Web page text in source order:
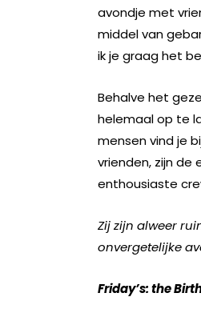
avondje met
middel van
ik je graag het
Behalve het
helemaal op te
mensen vind je
vrienden, zijn de
enthousiaste
Zij zijn alweer
onvergetelijke
Friday’s: the